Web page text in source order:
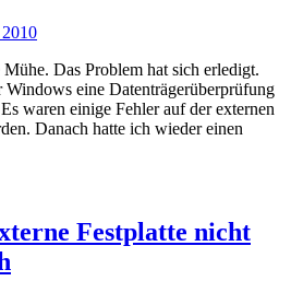
Das Problem hat sich erledigt.
eine Datenträgerüberprüfung
waren einige Fehler auf der externen
Danach hatte ich wieder einen
Festplatte nicht